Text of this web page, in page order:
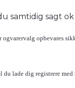
samtidig sagt
opbevares
lade dig registrere